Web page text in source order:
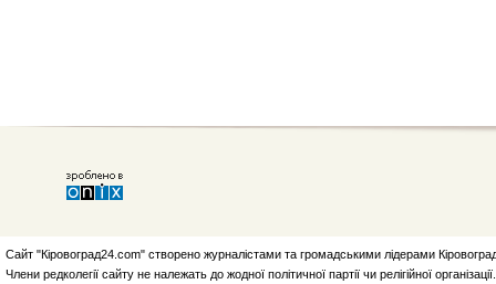
Сайт "Кіровоград24.com" створено журналістами та громадськими лідерами
Члени редколегії сайту не належать до жодної політичної партії чи релігійної